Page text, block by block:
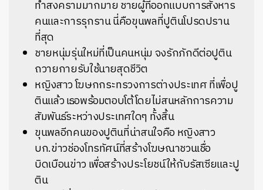
ทำสงครามมากมาย ชายผู้ที่ออกแบบการสังหาร
คนและการรุกราน นี่คือขุนพลที่ปูตินโปรดปราน
ที่สุด
ชายหนุ่มรุ่นใหม่ที่เป็นคนหนุ่ม จงรักภักดีต่อปูติน
ถวายกายรับใช้นายสุดชีวิต
หญิงสาว โฆษกกระทรวงการต่างประเทศ ที่เพื่อปู
ตินแล้ว เธอพร้อมตอบโต้โดยไม่สนหลักการความ
สัมพันธ์ระหว่างประเทศใดๆ ทั้งสิ้น
ขุนพลอีกคนของปูตินที่น่าสนใจคือ หญิงสาว
บก.ข่าวช่องโทรทัศน์ที่สร้างโฆษณาชวนเชื่อ
บิดเบือนข่าว เพื่อสร้างประโยชน์ให้กับรัสเซียและปู
ติน